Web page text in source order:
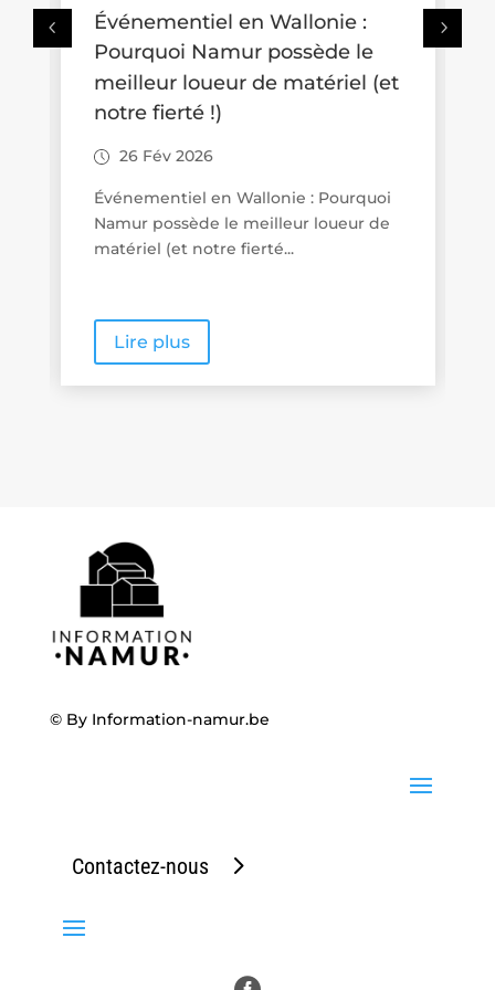
en Wallonie :
Namur possède le
loueur de matériel (et
en Wallonie : Pourquoi
possède le meilleur loueur de
(et notre fierté...
Où se
poussette en
idées de
Promenades «
Wallonie :
© By Information-namur.be
Contactez-nous